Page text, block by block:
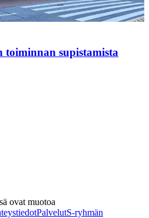
supistamista
ovat muotoa
PalvelutS-ryhmän